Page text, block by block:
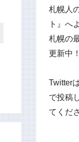
札幌人
ト』へ
札幌の
更新中！
Twitter
で投稿
てくだ